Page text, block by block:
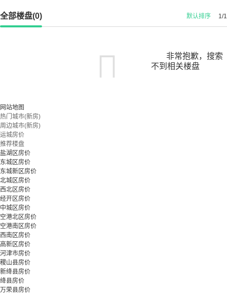
全部楼盘(0) 1/1
默认排序
非常抱歉，搜索
不到相关楼盘
网站地图
热门城市(新房)
周边城市(新房)
运城房价
推荐楼盘
盐湖区房价
东城区房价
东城新区房价
北城区房价
西北区房价
经开区房价
中城区房价
空港北区房价
空港南区房价
西南区房价
高新区房价
河津市房价
稷山县房价
新绛县房价
绛县房价
万荣县房价